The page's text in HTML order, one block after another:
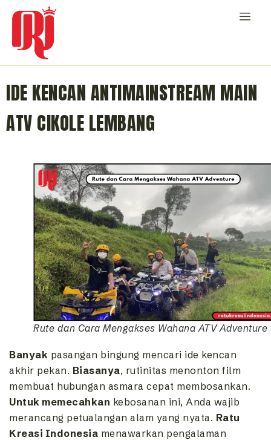
IDE KENCAN ANTIMAINSTREAM MAIN
ATV CIKOLE LEMBANG
Rute dan Cara Mengakses Wahana ATV Adventure
Banyak pasangan bingung mencari ide kencan
akhir pekan. Biasanya, rutinitas menonton film
membuat hubungan asmara cepat membosankan.
Untuk memecahkan kebosanan ini, Anda wajib
merancang petualangan alam yang nyata. Ratu
Kreasi Indonesia menawarkan pengalaman